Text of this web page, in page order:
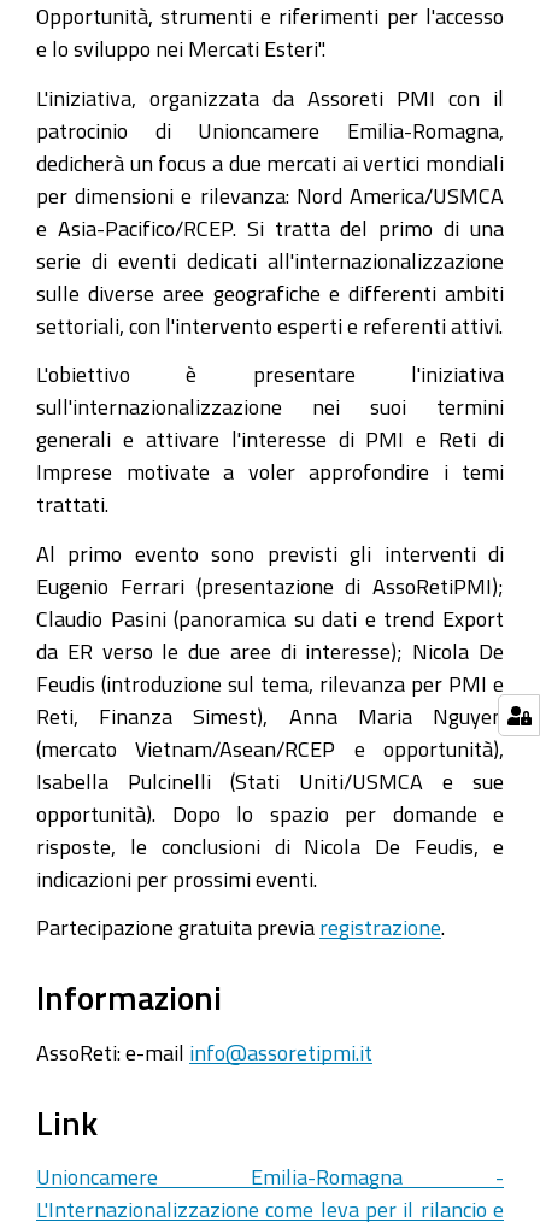
dei
mercati
ASSORETI
PMI
2021-
25T18:00:00+01:00
2021-
02-
febbraio
2021
primo
webinar
gratuito
di
un
ciclo
di
incontri
sul
tema:
L'internazionalizzazione
come
per
il
rilancio
la
di
PMI
Opportunità, strumenti e riferimenti per l'accesso
e lo sviluppo nei Mercati Esteri".
L'iniziativa, organizzata da Assoreti PMI con il
patrocinio di Unioncamere Emilia-Romagna,
dedicherà un focus a due mercati ai vertici mondiali
per dimensioni e rilevanza: Nord America/USMCA
e Asia-Pacifico/RCEP. Si tratta del primo di una
serie di eventi dedicati all'internazionalizzazione
sulle diverse aree geografiche e differenti ambiti
settoriali, con l'intervento esperti e referenti attivi.
L'obiettivo è presentare l'iniziativa
sull'internazionalizzazione nei suoi termini
generali e attivare l'interesse di PMI e Reti di
Imprese motivate a voler approfondire i temi
trattati.
Al primo evento sono previsti gli interventi di
Eugenio Ferrari (presentazione di AssoRetiPMI);
Claudio Pasini (panoramica su dati e trend Export
da ER verso le due aree di interesse); Nicola De
Feudis (introduzione sul tema, rilevanza per PMI e
Reti, Finanza Simest), Anna Maria Nguyen
(mercato Vietnam/Asean/RCEP e opportunità),
Isabella Pulcinelli (Stati Uniti/USMCA e sue
opportunità). Dopo lo spazio per domande e
risposte, le conclusioni di Nicola De Feudis, e
indicazioni per prossimi eventi.
Partecipazione gratuita previa registrazione
Informazioni
AssoReti: e-mail info@assoretipmi.it
Link
Unioncamere Emilia-Romagna -
L'Internazionalizzazione come leva per il rilancio e